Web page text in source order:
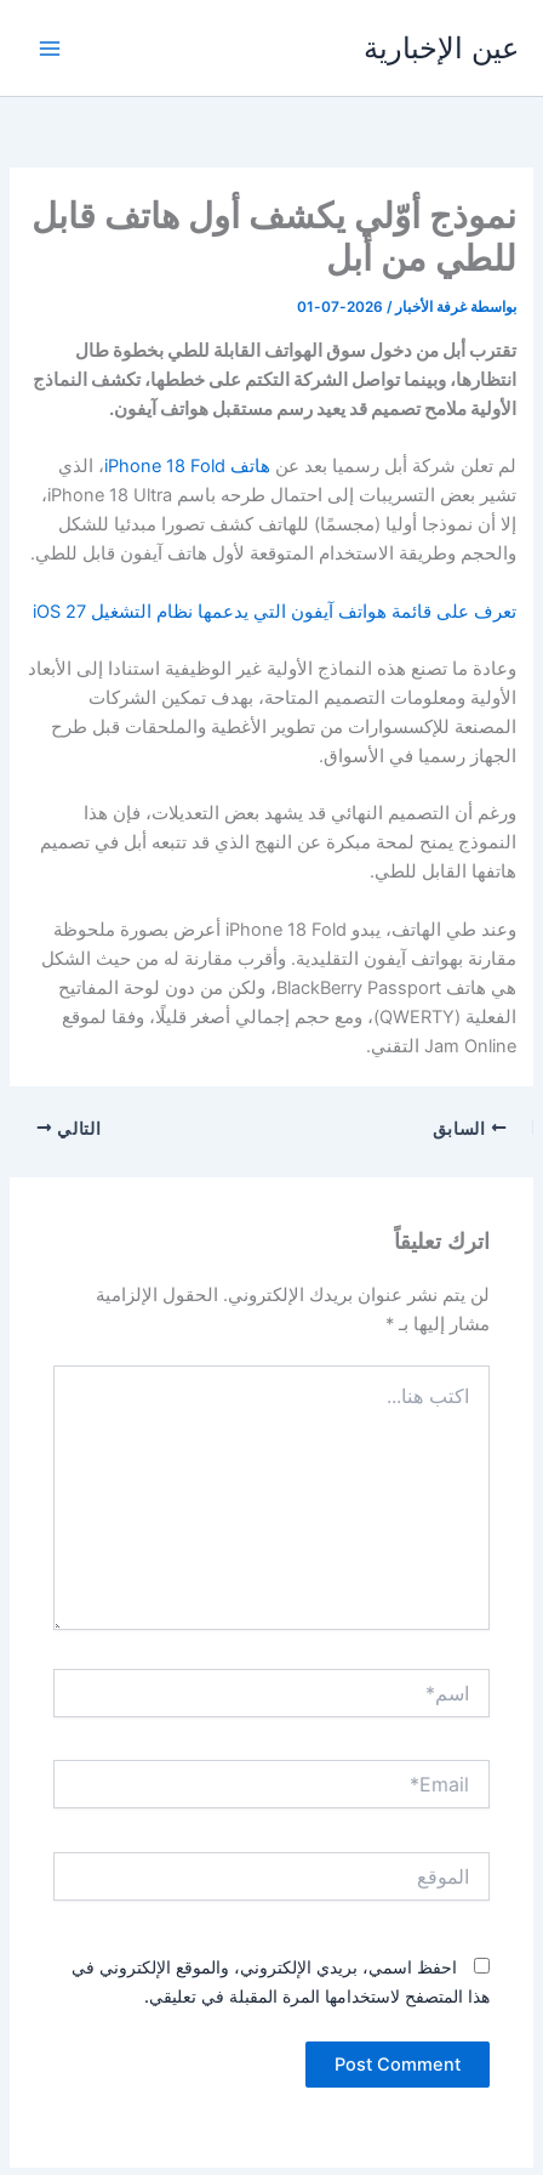
المحتوى
عين الإخبارية
نموذج أوّلي يكشف أول هاتف قابل
للطي من أبل
بواسطة غرفة الأخبار/
2026-07-01
تقترب أبل من دخول سوق الهواتف القابلة للطي بخطوة طال
انتظارها، وبينما تواصل الشركة التكتم على خططها، تكشف النماذج
الأولية ملامح تصميم قد يعيد رسم مستقبل هواتف آيفون.
لم تعلن شركة أبل رسميا بعد عن هاتف iPhone 18 Fold
، الذي
تشير بعض التسريبات إلى احتمال طرحه باسم iPhone 18 Ultra،
إلا أن نموذجا أوليا (مجسمًا) للهاتف كشف تصورا مبدئيا للشكل
والحجم وطريقة الاستخدام المتوقعة لأول هاتف آيفون قابل للطي.
تعرف على قائمة هواتف آيفون التي يدعمها نظام التشغيل iOS 27
وعادة ما تصنع هذه النماذج الأولية غير الوظيفية استنادا إلى الأبعاد
الأولية ومعلومات التصميم المتاحة، بهدف تمكين الشركات
المصنعة للإكسسوارات من تطوير الأغطية والملحقات قبل طرح
الجهاز رسميا في الأسواق.
ورغم أن التصميم النهائي قد يشهد بعض التعديلات، فإن هذا
النموذج يمنح لمحة مبكرة عن النهج الذي قد تتبعه أبل في تصميم
هاتفها القابل للطي.
وعند طي الهاتف، يبدو iPhone 18 Fold أعرض بصورة ملحوظة
مقارنة بهواتف آيفون التقليدية. وأقرب مقارنة له من حيث الشكل
هي هاتف BlackBerry Passport، ولكن من دون لوحة المفاتيح
الفعلية (QWERTY)، ومع حجم إجمالي أصغر قليلًا، وفقا لموقع
Jam Online التقني.
السابق التالي
اترك تعليقاً
لن يتم نشر عنوان بريدك الإلكتروني. الحقول الإلزامية
مشار إليها بـ*
هنا...
احفظ اسمي، بريدي الإلكتروني، والموقع الإلكتروني في
هذا المتصفح لاستخدامها المرة المقبلة في تعليقي.